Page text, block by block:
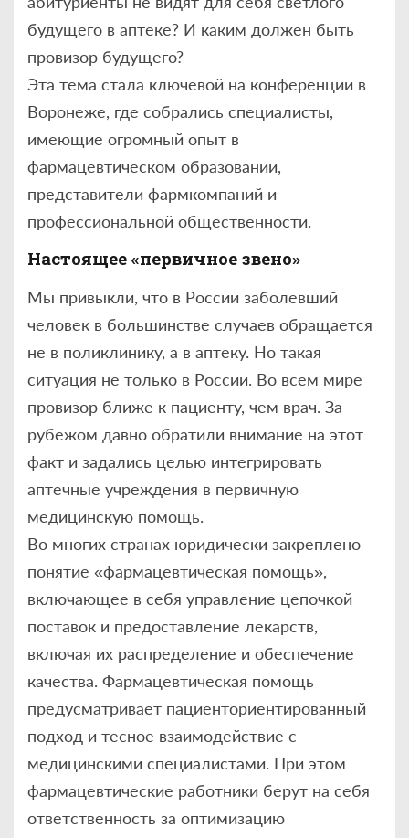
будущего в аптеке? И каким должен быть
провизор будущего?
Эта тема стала ключевой на конференции в
Воронеже, где собрались специалисты,
имеющие огромный опыт в
фармацевтическом образовании,
представители фармкомпаний и
профессиональной общественности.
Настоящее «первичное звено»
Мы привыкли, что в России заболевший
человек в большинстве случаев обращается
не в поликлинику, а в аптеку. Но такая
ситуация не только в России. Во всем мире
провизор ближе к пациенту, чем врач. За
рубежом давно обратили внимание на этот
факт и задались целью интегрировать
аптечные учреждения в первичную
медицинскую помощь.
Во многих странах юридически закреплено
понятие «фармацевтическая помощь»,
включающее в себя управление цепочкой
поставок и предоставление лекарств,
включая их распределение и обеспечение
качества. Фармацевтическая помощь
предусматривает пациенториентированный
подход и тесное взаимодействие с
медицинскими специалистами. При этом
фармацевтические работники берут на себя
ответственность за оптимизацию